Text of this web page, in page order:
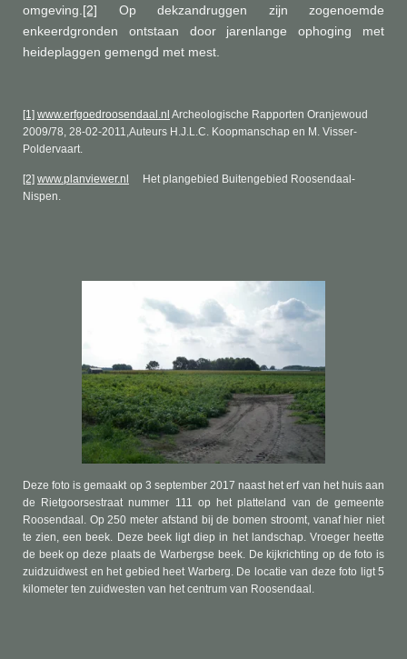
omgeving. [2] Op dekzandruggen zijn zogenoemde
enkeerdgronden ontstaan door jarenlange ophoging met
heideplaggen gemengd met mest.
[1] www.erfgoedroosendaal.nl Archeologische Rapporten Oranjewoud
2009/78, 28-02-2011,Auteurs H.J.L.C. Koopmanschap en M. Visser-
Poldervaart.
[2] www.planviewer.nl Het plangebied Buitengebied Roosendaal-
Nispen.
Deze foto is gemaakt op 3 september 2017 naast het erf van het huis aan
de Rietgoorsestraat nummer 111 op het platteland van de gemeente
Roosendaal. Op 250 meter afstand bij de bomen stroomt, vanaf hier niet
te zien, een beek. Deze beek ligt diep in het landschap. Vroeger heette
de beek op deze plaats de Warbergse beek. De kijkrichting op de foto is
zuidzuidwest en het gebied heet Warberg. De locatie van deze foto ligt 5
kilometer ten zuidwesten van het centrum van Roosendaal.